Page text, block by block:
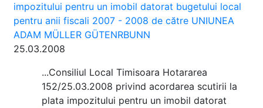
impozitului pentru un imobil datorat bugetului local
pentru anii fiscali 2007 - 2008 de către UNIUNEA
ADAM MÜLLER GÜTENRBUNN
25.03.2008
...Consiliul Local Timisoara Hotararea
152/25.03.2008 privind acordarea scutirii la
plata impozitului pentru un imobil datorat